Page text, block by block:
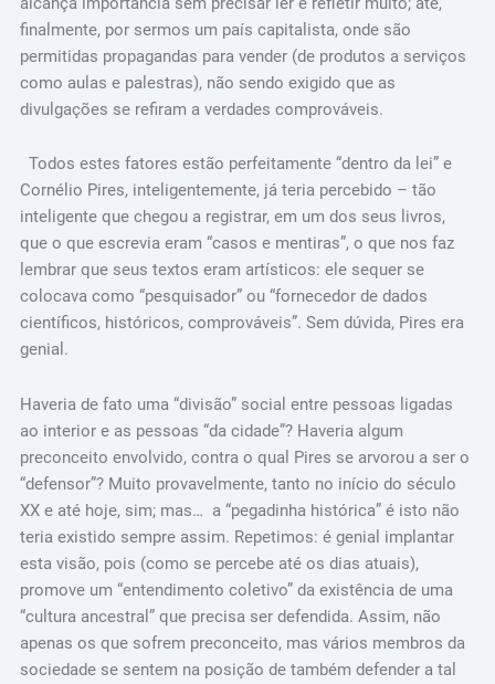
finalmente, por sermos um país capitalista, onde são
permitidas propagandas para vender (de produtos a serviços
como aulas e palestras), não sendo exigido que as
divulgações se refiram a verdades comprováveis.
Todos estes fatores estão perfeitamente “dentro da lei” e
Cornélio Pires, inteligentemente, já teria percebido – tão
inteligente que chegou a registrar, em um dos seus livros,
que o que escrevia eram “casos e mentiras”, o que nos faz
lembrar que seus textos eram artísticos: ele sequer se
colocava como “pesquisador” ou “fornecedor de dados
científicos, históricos, comprováveis”. Sem dúvida, Pires era
genial.
Haveria de fato uma “divisão” social entre pessoas ligadas
ao interior e as pessoas “da cidade”? Haveria algum
preconceito envolvido, contra o qual Pires se arvorou a ser o
“defensor”? Muito provavelmente, tanto no início do século
XX e até hoje, sim; mas… a “pegadinha histórica” é isto não
teria existido sempre assim. Repetimos: é genial implantar
esta visão, pois (como se percebe até os dias atuais),
promove um “entendimento coletivo” da existência de uma
“cultura ancestral” que precisa ser defendida. Assim, não
apenas os que sofrem preconceito, mas vários membros da
sociedade se sentem na posição de também defender a tal